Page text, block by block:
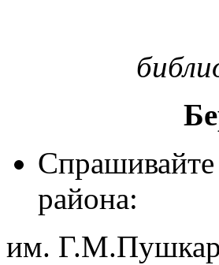
Спрашивайте
района:
им.